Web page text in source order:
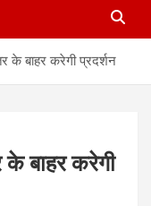
के बाहर करेगी प्रदर्शन
के बाहर करेगी